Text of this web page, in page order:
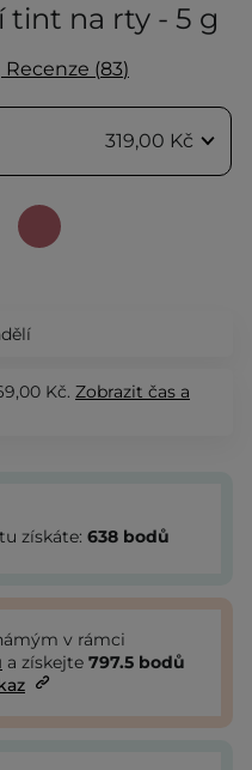
tint na rty - 5 g
Recenze 83
319,00 Kč
Kč. Zobrazit čas a
získáte: 638 bodů
v rámci
a získejte 797.5 bodů